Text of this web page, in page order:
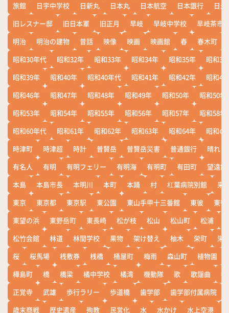
旅館
日宇中学校 日新丸 日本丸 日本航空 日本銀行
日
旧レスナー邸
旧日本軍 旧正月 早岐 早岐中学校
早岐茶市
明治
明治の建物 昔話 映像 映画 映画館 春 春木町
昭和30年代
昭和32年 昭和33年 昭和34年 昭和35年
昭和36
昭和39年
昭和40年 昭和40年代 昭和41年 昭和42年
昭和43
昭和46年
昭和47年 昭和48年 昭和49年 昭和50年
昭和50年
昭和53年
昭和54年 昭和55年 昭和56年 昭和57年
昭和58年
昭和60年代
昭和61年 昭和62年 昭和63年 昭和64年
昭和の
時津町
時津超 時計 普賢岳 普賢岳災害 普通銀行
晴れ
有名人
有明 有明フェリー 有明海 有明町 有田町
望遠鏡
本島
本島市長 本明川 本町 本踊 村 杠葉病院別館
来
東京
東京都 東京駅 東公園 東山手甲十三番館 東彼
東彼
東望の浜
東野岳町 東長崎 松が枝 松山 松山町 松浦
松竹会館
林道 林間学校 果物 架け替え 柚木 栄町
栄
桜
桜馬場 桟敷券 桟橋 桶屋町 梅雨 森山町 植物園
樺島町
橋 橋梁 橘中学校 橘湾 機動隊 歌 歌謡曲
正覚寺
武雄 歩行ラリー 歩道橋 歯学部 歯学部付属病院
歳末商戦
歴史遺産 殉教 民営化 水 水かけ 水上空港